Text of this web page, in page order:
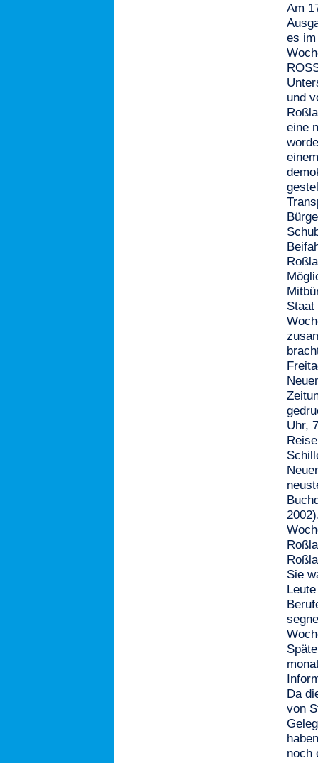
Am
es
und
eine
Uhr,
Sie
Da
von
noch